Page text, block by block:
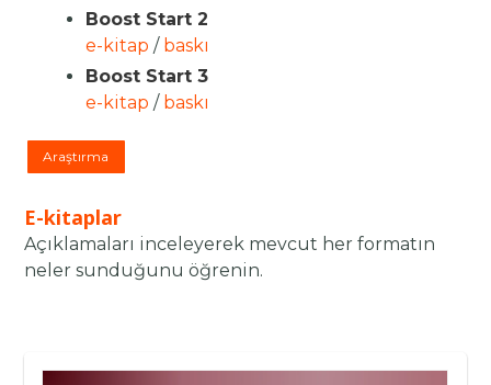
Boost Start 2
e-kitap / baskı
Boost Start 3
e-kitap / baskı
Araştırma
E-kitaplar
Açıklamaları inceleyerek mevcut her formatın
neler sunduğunu öğrenin.